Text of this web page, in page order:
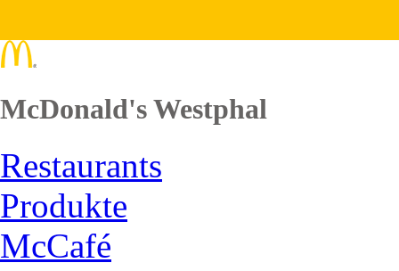
McDonald's Westphal
Restaurants
Produkte
McCafé